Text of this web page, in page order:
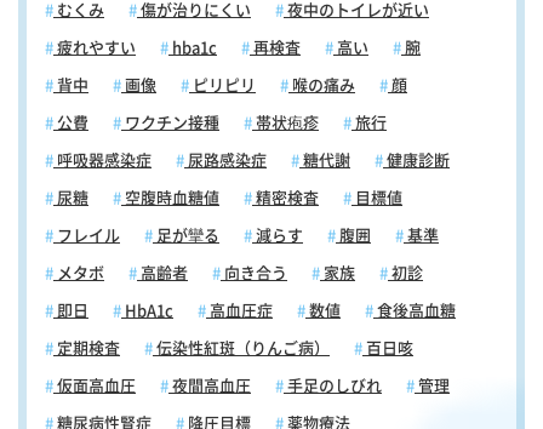
むくみ 傷が治りにくい 夜中のトイレが近い
疲れやすい hba1c 再検査 高い 腕
背中 画像 ピリピリ 喉の痛み 顔
公費 ワクチン接種 帯状疱疹 旅行
呼吸器感染症 尿路感染症 糖代謝 健康診断
尿糖 空腹時血糖値 精密検査 目標値
フレイル 足が攣る 減らす 腹囲 基準
メタボ 高齢者 向き合う 家族 初診
即日 HbA1c 高血圧症 数値 食後高血糖
定期検査 伝染性紅斑（りんご病） 百日咳
仮面高血圧 夜間高血圧 手足のしびれ 管理
糖尿病性腎症 降圧目標 薬物療法